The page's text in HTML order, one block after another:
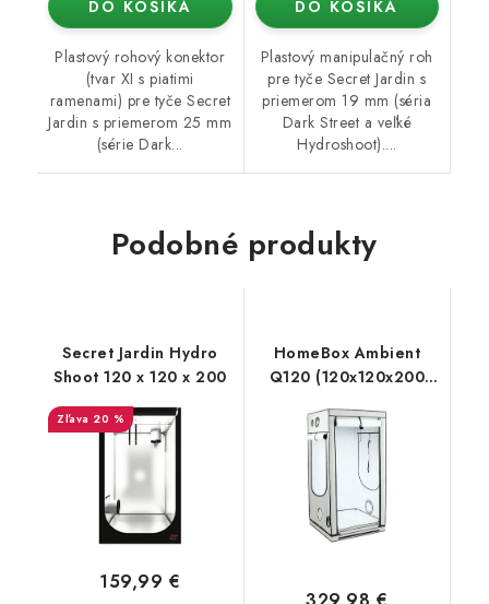
DO KOŠÍKA
Plastový rohový konektor
(tvar XI s piatimi
ramenami) pre tyče Secret
Jardin s priemerom 25 mm
(série Dark...
DO KOŠÍKA
Plastový manipulačný roh
pre tyče Secret Jardin s
priemerom 19 mm (séria
Dark Street a veľké
Hydroshoot)....
Podobné produkty
Secret Jardin Hydro
Shoot 120 x 120 x 200
20 %
159,99 €
HomeBox Ambient
Q120 (120x120x200